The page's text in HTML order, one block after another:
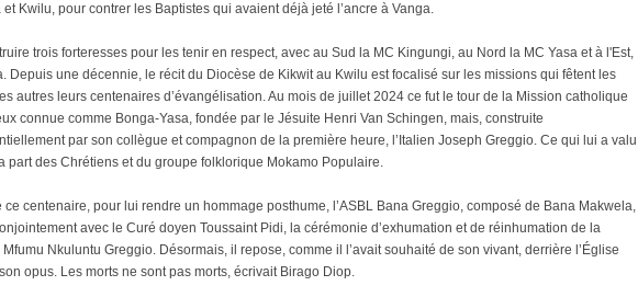
Kwilu, pour contrer les Baptistes qui avaient déjà jeté l’ancre à Vanga.
trois forteresses pour les tenir en respect, avec au Sud la MC Kingungi, au Nord la MC Yasa et à l'Est,
Depuis une décennie, le récit du Diocèse de Kikwit au Kwilu est focalisé sur les missions qui fêtent les
autres leurs centenaires d’évangélisation. Au mois de juillet 2024 ce fut le tour de la Mission catholique
connue comme Bonga-Yasa, fondée par le Jésuite Henri Van Schingen, mais, construite
par son collègue et compagnon de la première heure, l’Italien Joseph Greggio. Ce qui lui a valu
part des Chrétiens et du groupe folklorique Mokamo Populaire.
ce centenaire, pour lui rendre un hommage posthume, l’ASBL Bana Greggio, composé de Bana Makwela,
avec le Curé doyen Toussaint Pidi, la cérémonie d’exhumation et de réinhumation de la
Nkuluntu Greggio. Désormais, il repose, comme il l’avait souhaité de son vivant, derrière l’Église
opus. Les morts ne sont pas morts, écrivait Birago Diop.